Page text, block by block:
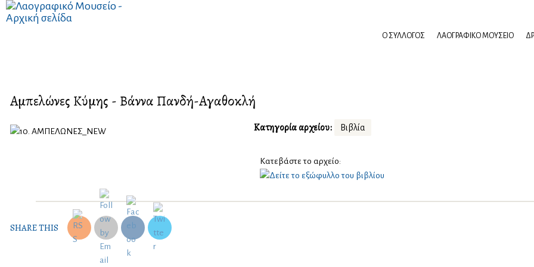
Ο ΣΎΛΛΟΓΟΣ ΛΑΟΓΡΑΦΙΚΌ ΜΟΥΣΕΊΟ
Αμπελώνες Κύμης - Βάννα Πανδή-Αγαθοκλή
Κατηγορία αρχείου: Βιβλία
Κατεβάστε το αρχείο:
SHARE THIS